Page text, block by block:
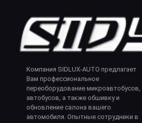
Компания SIDLUX-AUTO предлагает
Вам профессиональное
переоборудование микроавтобусов,
автобусов, а также обшивку и
обновление салона вашего
автомобиля. Опытные сотрудники в